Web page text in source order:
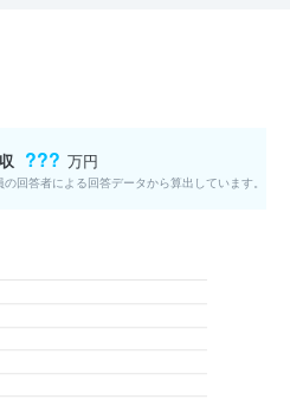
??? 万円
回答者による回答データから算出しています。